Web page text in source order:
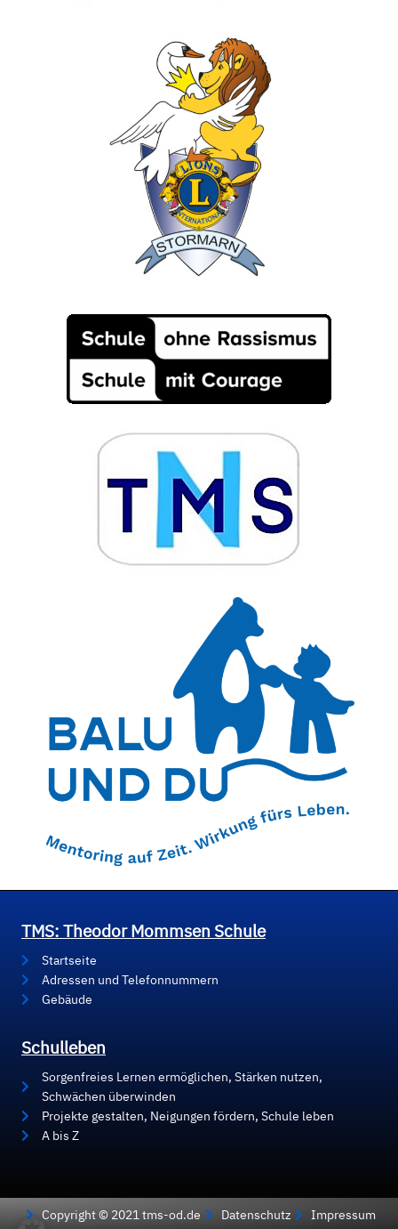
TMS: Theodor Mommsen Schule
Startseite
Adressen und Telefonnummern
Gebäude
Schulleben
Sorgenfreies Lernen ermöglichen, Stärken nutzen,
Schwächen überwinden
Projekte gestalten, Neigungen fördern, Schule leben
A bis Z
Copyright © 2021 tms-od.de Datenschutz Impressum